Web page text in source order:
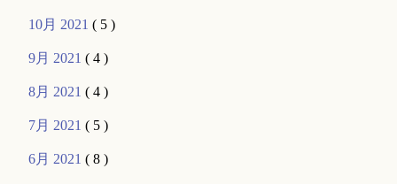
10月 2021( 5 )
9月 2021( 4 )
8月 2021( 4 )
7月 2021( 5 )
6月 2021( 8 )